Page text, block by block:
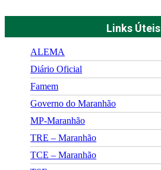
Links Úteis
ALEMA
Diário Oficial
Famem
Governo do Maranhão
MP-Maranhão
TRE – Maranhão
TCE – Maranhão